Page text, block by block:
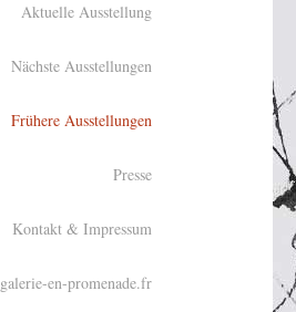
Aktuelle Ausstellung
Nächste Ausstellungen
Frühere Ausstellungen
Presse
Kontakt & Impressum
galerie-en-promenade.fr